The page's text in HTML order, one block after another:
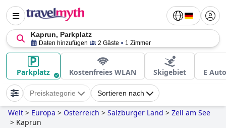
Kaprun, Parkplatz
Daten hinzufügen 2 Gäste 1 Zimmer
Parkplatz Kostenfreies WLAN Skigebiet E
Preiskategorie Sortieren nach
Welt > Europa > Österreich > Salzburger Land > Zell am See
> Kaprun